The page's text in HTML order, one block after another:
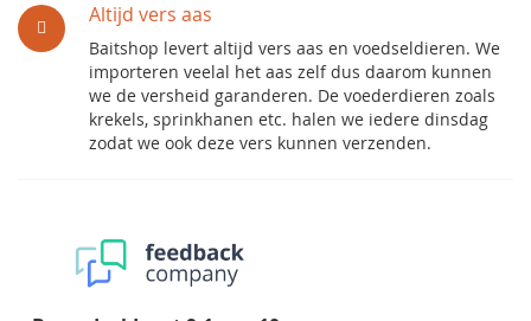
Altijd vers aas
Baitshop levert altijd vers aas en voedseldieren. We
importeren veelal het aas zelf dus daarom kunnen
we de versheid garanderen. De voederdieren zoals
krekels, sprinkhanen etc. halen we iedere dinsdag
zodat we ook deze vers kunnen verzenden.